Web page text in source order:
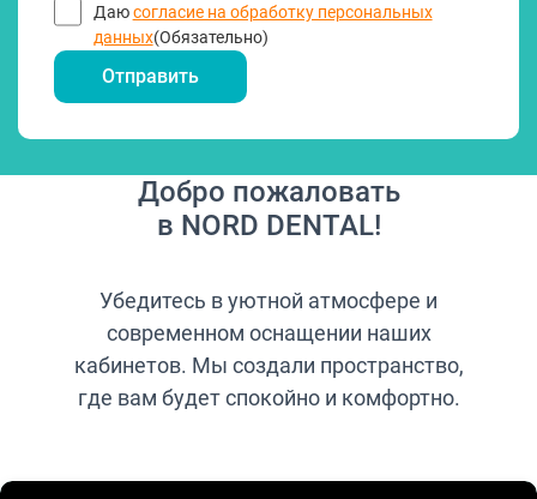
Даюсогласие на обработку персональных
данных(Обязательно)
Добро пожаловать
в NORD DENTAL!
Убедитесь в уютной атмосфере и
современном оснащении наших
кабинетов. Мы создали пространство,
где вам будет спокойно и комфортно.